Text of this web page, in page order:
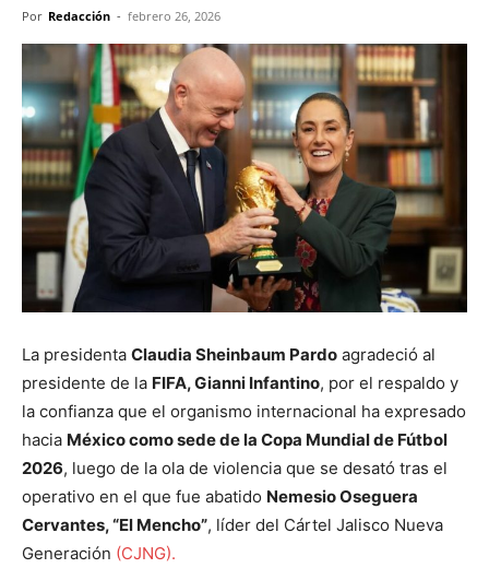
Por Redacción - febrero 26, 2026
La presidenta Claudia Sheinbaum Pardo agradeció al
presidente de la FIFA, Gianni Infantino, por el respaldo y
la confianza que el organismo internacional ha expresado
hacia México como sede de la Copa Mundial de Fútbol
2026, luego de la ola de violencia que se desató tras el
operativo en el que fue abatido Nemesio Oseguera
Cervantes, “El Mencho”, líder del Cártel Jalisco Nueva
Generación (CJNG).